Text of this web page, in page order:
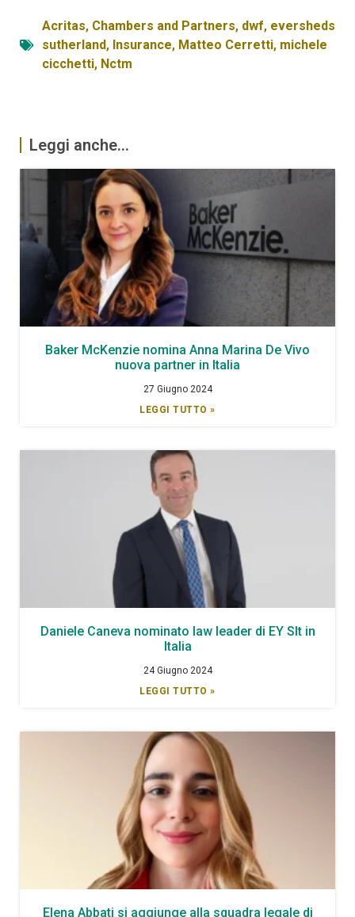
Acritas, Chambers and Partners, dwf, eversheds
sutherland, Insurance, Matteo Cerretti, michele
cicchetti, Nctm
Leggi anche...
Baker McKenzie nomina Anna Marina De Vivo
nuova partner in Italia
27 Giugno 2024
LEGGI TUTTO »
Daniele Caneva nominato law leader di EY Slt in
Italia
24 Giugno 2024
LEGGI TUTTO »
Elena Abbati si aggiunge alla squadra legale di